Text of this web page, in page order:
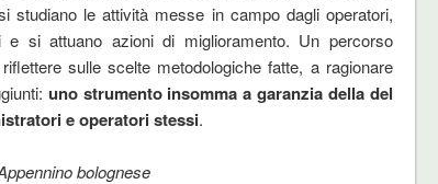
le attività messe in campo dagli operatori,
e si attuano azioni di miglioramento. Un percorso
sulle scelte metodologiche fatte, a ragionare
uno strumento insomma a garanzia della del
e operatori stessi.
bolognese